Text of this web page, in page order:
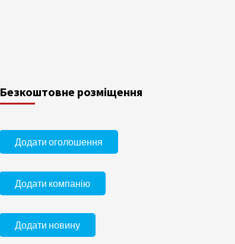
Безкоштовне розміщення
Додати оголошення
Додати компанію
Додати новину